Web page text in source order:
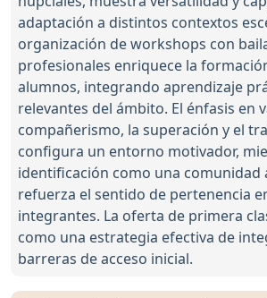
adaptación a distintos contextos
organización de workshops con
profesionales enriquece la
alumnos, integrando aprendizaje
relevantes del ámbito. El énfasis en
compañerismo, la superación y el
configura un entorno motivador,
identificación como una comunidad
refuerza el sentido de pertenencia
integrantes. La oferta de primera
como una estrategia efectiva de
barreras de acceso inicial.